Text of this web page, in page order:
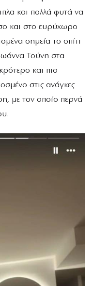
και πολλά φυτά να
και στο ευρύχωρο
σημεία το σπίτι
Τούνη στα
και πιο
στις ανάγκες
με τον οποίο περνά